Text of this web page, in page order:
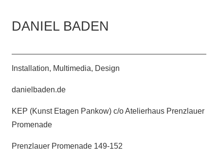
DANIEL BADEN
Installation, Multimedia, Design
danielbaden.de
KEP (Kunst Etagen Pankow) c/o Atelierhaus Prenzlauer
Promenade
Prenzlauer Promenade 149-152